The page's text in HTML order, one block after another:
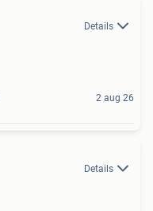
Details
2 aug 26
Details